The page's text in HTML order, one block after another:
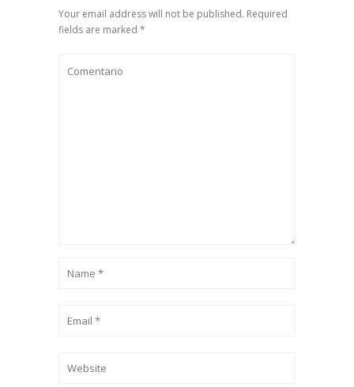
Your email address will not be published. Required
fields are marked *